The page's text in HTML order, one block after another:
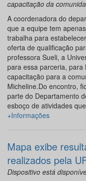
capacitação da
A coordenadora do
que a equipe tem
trabalha para
oferta de qualificação
professora Sueli, a
para essa parceria,
capacitação para a
Micheline.Do encontro,
parte do Departamento
esboço de atividades
+Informações
Mapa exibe
realizados pela
Dispositivo está